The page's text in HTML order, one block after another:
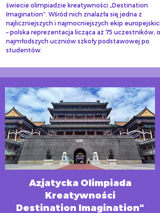
świecie olimpiadzie kreatywności „Destination
Imagination”. Wśród nich znalazła się jedna z
najliczniejszych i najmocniejszych ekip europejskich
– polska reprezentacja licząca aż 75 uczestników,
najmłodszych uczniów szkoły podstawowej po
studentów.
Azjatycka Olimpiada
Kreatywności
Destination Imagination"